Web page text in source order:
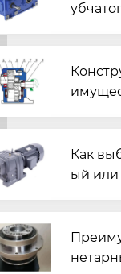
Как
ый или